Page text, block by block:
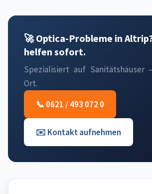
🚀 Optica-Probleme in
helfen sofort.
Spezialisiert auf Sanitätshäuser
Ort.
📞 0621 / 493 072 0
✉️ Kontakt aufnehmen